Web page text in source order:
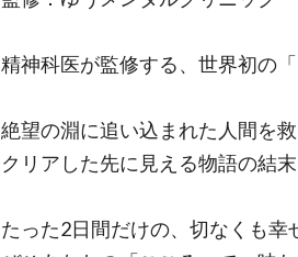
精神科医が監修する、世界初の
絶望の淵に追い込まれた人間を
クリアした先に見える物語の結
たった2日間だけの、切なくも幸